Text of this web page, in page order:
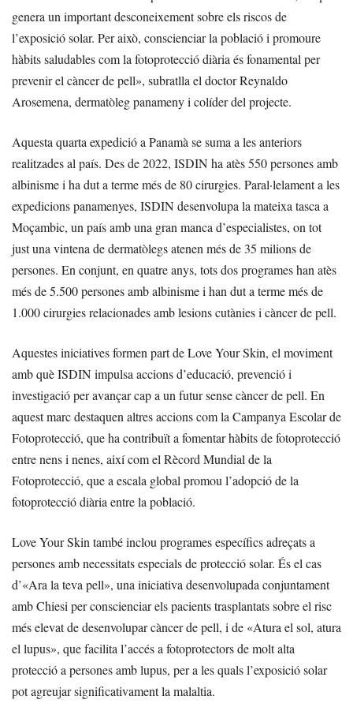
genera un important desconeixement sobre els riscos de
l’exposició solar. Per això, conscienciar la població i promoure
hàbits saludables com la fotoprotecció diària és fonamental per
prevenir el càncer de pell», subratlla el doctor Reynaldo
Arosemena, dermatòleg panameny i colíder del projecte.
Aquesta quarta expedició a Panamà se suma a les anteriors
realitzades al país. Des de 2022, ISDIN ha atès 550 persones amb
albinisme i ha dut a terme més de 80 cirurgies. Paral·lelament a les
expedicions panamenyes, ISDIN desenvolupa la mateixa tasca a
Moçambic, un país amb una gran manca d’especialistes, on tot
just una vintena de dermatòlegs atenen més de 35 milions de
persones. En conjunt, en quatre anys, tots dos programes han atès
més de 5.500 persones amb albinisme i han dut a terme més de
1.000 cirurgies relacionades amb lesions cutànies i càncer de pell.
Aquestes iniciatives formen part de Love Your Skin, el moviment
amb què ISDIN impulsa accions d’educació, prevenció i
investigació per avançar cap a un futur sense càncer de pell. En
aquest marc destaquen altres accions com la Campanya Escolar de
Fotoprotecció, que ha contribuït a fomentar hàbits de fotoprotecció
entre nens i nenes, així com el Rècord Mundial de la
Fotoprotecció, que a escala global promou l’adopció de la
fotoprotecció diària entre la població.
Love Your Skin també inclou programes específics adreçats a
persones amb necessitats especials de protecció solar. És el cas
d’«Ara la teva pell», una iniciativa desenvolupada conjuntament
amb Chiesi per conscienciar els pacients trasplantats sobre el risc
més elevat de desenvolupar càncer de pell, i de «Atura el sol, atura
el lupus», que facilita l’accés a fotoprotectors de molt alta
protecció a persones amb lupus, per a les quals l’exposició solar
pot agreujar significativament la malaltia.